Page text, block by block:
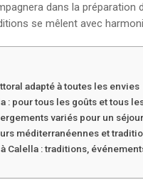
dans la préparation
se mêlent avec
adapté à toutes les envies
: pour tous les goûts et tous
variés pour un
méditerranéennes et
Calella : traditions,